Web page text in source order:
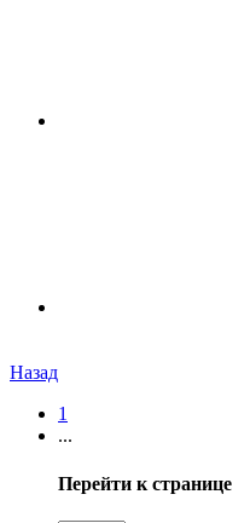
Назад
1
...
Перейти к странице